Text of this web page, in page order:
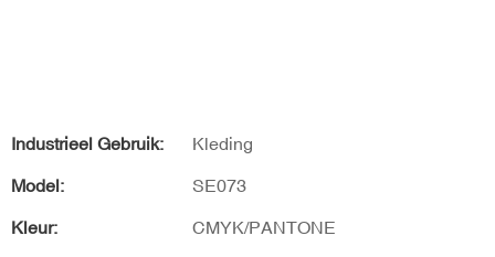
Industrieel Gebruik: Kleding
Model: SE073
Kleur: CMYK/PANTONE